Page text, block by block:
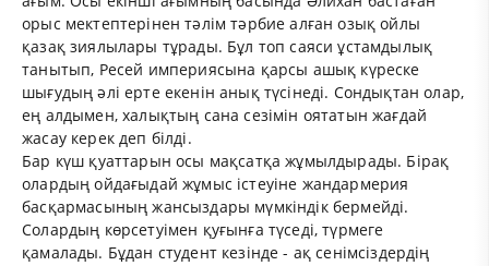
орыс мектептерінен тәлім тәрбие алған озық ойлы
қазақ зиялылары тұрады. Бұл топ саяси ұстамдылық
танытып, Ресей империясына қарсы ашық күреске
шығудың әлі ерте екенін анық түсінеді. Сондықтан олар,
ең алдымен, халықтың сана сезімін оятатын жағдай
жасау керек деп білді.
Бар күш қуаттарын осы мақсатқа жұмылдырады. Бірақ
олардың ойдағыдай жұмыс істеуіне жандармерия
басқармасының жансыздары мүмкіндік бермейді.
Солардың көрсетуімен қуғынға түседі, түрмеге
қамалады. Бұдан студент кезінде - ақ сенімсіздердің